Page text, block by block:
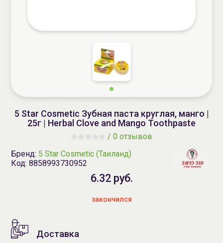
5 Star Cosmetic Зубная паста круглая, манго |
25г | Herbal Clove and Mango Toothpaste
/ 0 отзывов
Бренд: 5 Star Cosmetic (Таиланд)
Код: 8858993730952
6.32 руб.
закончился
Доставка